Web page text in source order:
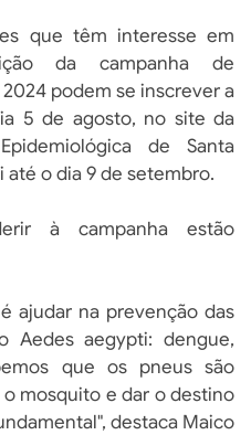
que têm interesse em
da campanha de
podem se inscrever a
5 de agosto, no site da
de Santa
até o dia 9 de setembro.
à campanha estão
ajudar na prevenção das
Aedes aegypti: dengue,
que os pneus são
mosquito e dar o destino
destaca Maico